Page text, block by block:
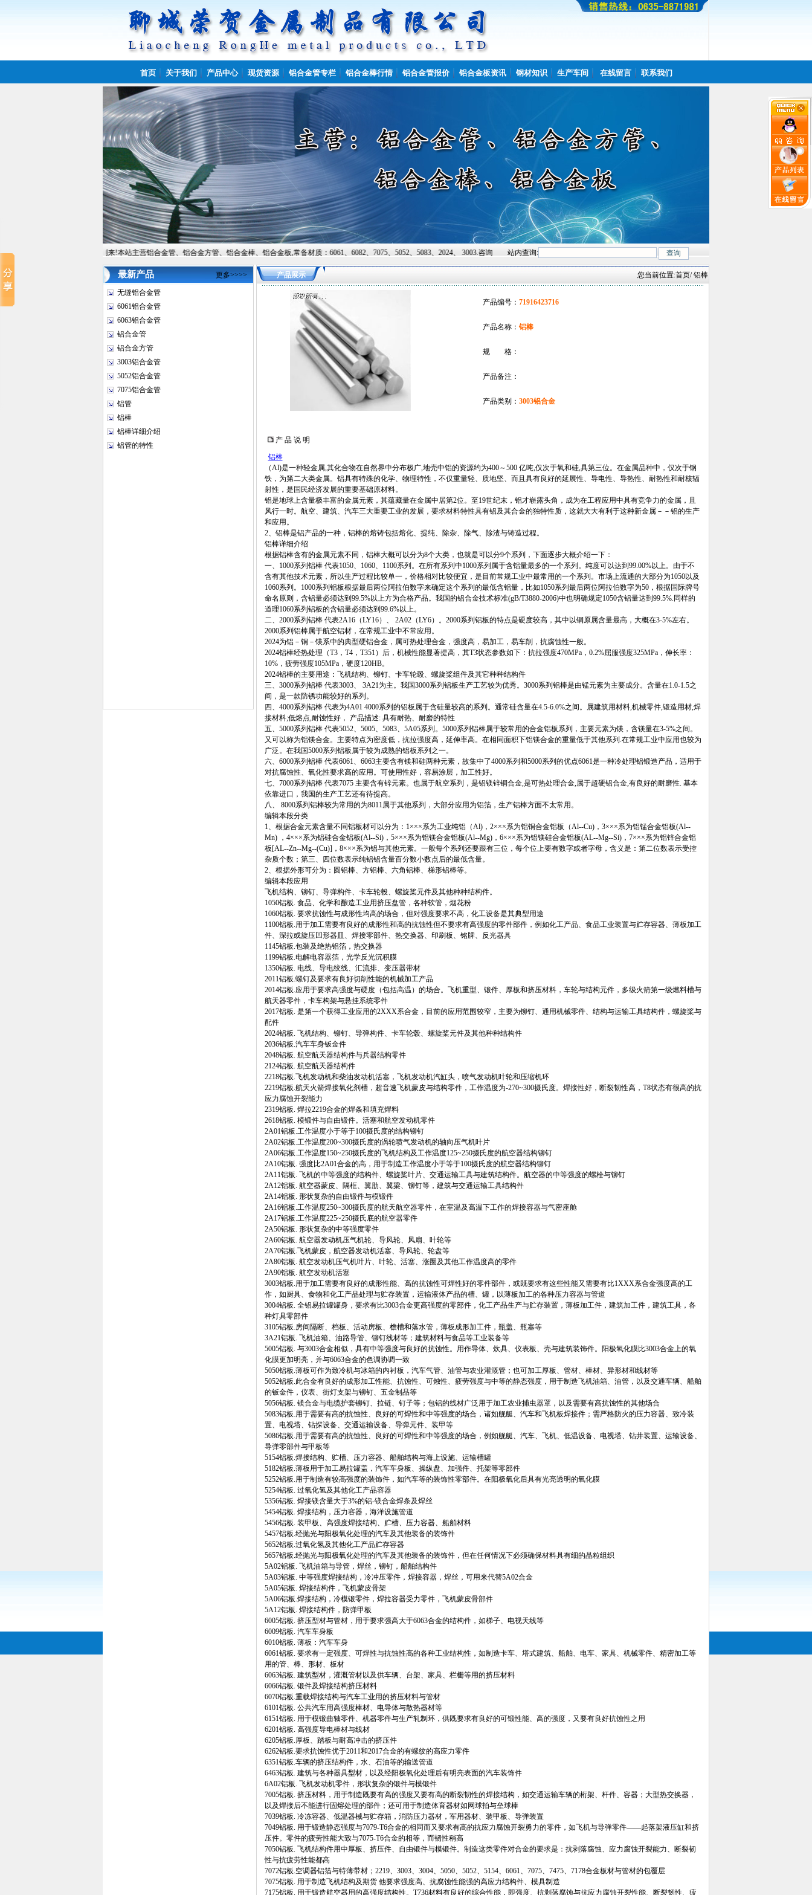
首页 关于我们 产品中心 现货资源 铝合金管专栏 铝合金棒行情 铝合金管报价 铝合金板资讯 钢材知识 生产车间 在线留言 联系我们
属制品有限公司欢迎您的到来!本站主营铝合金管、铝合金方管、铝合金棒、铝合金板,常备材质：6061、6082、7075、5052、5083、2024、 3003.咨询热线:15864931222.
站内查询:
最新产品 更多>>>>
无缝铝合金管
6061铝合金管
6063铝合金管
铝合金管
铝合金方管
3003铝合金管
5052铝合金管
7075铝合金管
铝管
铝棒
铝棒详细介绍
铝管的特性
产品展示 您当前位置:首页/ 铝棒
产品编号： 71916423716
产品名称： 铝棒
规 格：
产品备注：
产品类别： 3003铝合金
产 品 说 明
铝棒
（Al)是一种轻金属,其化合物在自然界中分布极广,地壳中铝的资源约为400～500 亿吨,仅次于氧和硅,具第三位。在金属品种中，仅次于钢
铁，为第二大类金属。铝具有特殊的化学、物理特性，不仅重量轻、质地坚、而且具有良好的延展性、导电性、导热性、耐热性和耐核辐
射性，是国民经济发展的重要基础原材料。
铝是地球上含量极丰富的金属元素，其蕴藏量在金属中居第2位。至19世纪末，铝才崭露头角，成为在工程应用中具有竞争力的金属，且
风行一时。航空、建筑、汽车三大重要工业的发展，要求材料特性具有铝及其合金的独特性质，这就大大有利于这种新金属－－铝的生产
和应用。
2、铝棒是铝产品的一种，铝棒的熔铸包括熔化、提纯、除杂、除气、除渣与铸造过程。
铝棒详细介绍
根据铝棒含有的金属元素不同，铝棒大概可以分为8个大类，也就是可以分9个系列，下面逐步大概介绍一下：
一、1000系列铝棒 代表1050、1060、1100系列。在所有系列中1000系列属于含铝量最多的一个系列。纯度可以达到99.00%以上。由于不
含有其他技术元素，所以生产过程比较单一，价格相对比较便宜，是目前常规工业中最常用的一个系列。市场上流通的大部分为1050以及
1060系列。1000系列铝板根据最后两位阿拉伯数字来确定这个系列的最低含铝量，比如1050系列最后两位阿拉伯数字为50，根据国际牌号
命名原则，含铝量必须达到99.5%以上方为合格产品。我国的铝合金技术标准(gB/T3880-2006)中也明确规定1050含铝量达到99.5%.同样的
道理1060系列铝板的含铝量必须达到99.6%以上。
二、2000系列铝棒 代表2A16（LY16）、 2A02（LY6）。2000系列铝板的特点是硬度较高，其中以铜原属含量最高，大概在3-5%左右。
2000系列铝棒属于航空铝材，在常规工业中不常应用。
2024为铝－铜－镁系中的典型硬铝合金，属可热处理合金，强度高，易加工，易车削，抗腐蚀性一般。
2024铝棒经热处理（T3，T4，T351）后，机械性能显著提高，其T3状态参数如下：抗拉强度470MPa，0.2%屈服强度325MPa，伸长率：
10%，疲劳强度105MPa，硬度120HB。
2024铝棒的主要用途：飞机结构、铆钉、卡车轮毂、螺旋桨组件及其它种种结构件
三、3000系列铝棒 代表3003、 3A21为主。我国3000系列铝板生产工艺较为优秀。3000系列铝棒是由锰元素为主要成分。含量在1.0-1.5之
间，是一款防锈功能较好的系列。
四、4000系列铝棒 代表为4A01 4000系列的铝板属于含硅量较高的系列。通常硅含量在4.5-6.0%之间。属建筑用材料,机械零件,锻造用材,焊
接材料;低熔点,耐蚀性好， 产品描述: 具有耐热、耐磨的特性
五、5000系列铝棒 代表5052、5005、5083、5A05系列。5000系列铝棒属于较常用的合金铝板系列，主要元素为镁，含镁量在3-5%之间。
又可以称为铝镁合金。主要特点为密度低，抗拉强度高，延伸率高。在相同面积下铝镁合金的重量低于其他系列.在常规工业中应用也较为
广泛。在我国5000系列铝板属于较为成熟的铝板系列之一。
六、6000系列铝棒 代表6061、6063主要含有镁和硅两种元素，故集中了4000系列和5000系列的优点6061是一种冷处理铝锻造产品，适用于
对抗腐蚀性、氧化性要求高的应用。可使用性好，容易涂层，加工性好。
七、7000系列铝棒 代表7075 主要含有锌元素。也属于航空系列，是铝镁锌铜合金,是可热处理合金,属于超硬铝合金,有良好的耐磨性. 基本
依靠进口，我国的生产工艺还有待提高。
八、 8000系列铝棒较为常用的为8011属于其他系列，大部分应用为铝箔，生产铝棒方面不太常用。
编辑本段分类
1、根据合金元素含量不同铝板材可以分为：1×××系为工业纯铝（Al)，2×××系为铝铜合金铝板（Al--Cu)，3×××系为铝锰合金铝板(Al--
Mn) ，4×××系为铝硅合金铝板(Al--Si)，5×××系为铝镁合金铝板(Al--Mg)，6×××系为铝镁硅合金铝板(AL--Mg--Si)，7×××系为铝锌合金铝
板[AL--Zn--Mg--(Cu)]，8×××系为铝与其他元素。一般每个系列还要跟有三位，每个位上要有数字或者字母，含义是：第二位数表示受控
杂质个数；第三、四位数表示纯铝铝含量百分数小数点后的最低含量。
2、根据外形可分为：圆铝棒、方铝棒、六角铝棒、梯形铝棒等。
编辑本段应用
飞机结构、铆钉、导弹构件、卡车轮毂、螺旋桨元件及其他种种结构件。
1050铝板. 食品、化学和酿造工业用挤压盘管，各种软管，烟花粉
1060铝板. 要求抗蚀性与成形性均高的场合，但对强度要求不高，化工设备是其典型用途
1100铝板.用于加工需要有良好的成形性和高的抗蚀性但不要求有高强度的零件部件，例如化工产品、食品工业装置与贮存容器、薄板加工
件、深拉或旋压凹形器皿、焊接零部件、热交换器、印刷板、铭牌、反光器具
1145铝板.包装及绝热铝箔，热交换器
1199铝板.电解电容器箔，光学反光沉积膜
1350铝板. 电线、导电绞线、汇流排、变压器带材
2011铝板.螺钉及要求有良好切削性能的机械加工产品
2014铝板.应用于要求高强度与硬度（包括高温）的场合。飞机重型、锻件、厚板和挤压材料，车轮与结构元件，多级火箭第一级燃料槽与
航天器零件，卡车构架与悬挂系统零件
2017铝板. 是第一个获得工业应用的2XXX系合金，目前的应用范围较窄，主要为铆钉、通用机械零件、结构与运输工具结构件，螺旋桨与
配件
2024铝板. 飞机结构、铆钉、导弹构件、卡车轮毂、螺旋桨元件及其他种种结构件
2036铝板.汽车车身钣金件
2048铝板. 航空航天器结构件与兵器结构零件
2124铝板. 航空航天器结构件
2218铝板.飞机发动机和柴油发动机活塞，飞机发动机汽缸头，喷气发动机叶轮和压缩机环
2219铝板.航天火箭焊接氧化剂槽，超音速飞机蒙皮与结构零件，工作温度为-270~300摄氏度。焊接性好，断裂韧性高，T8状态有很高的抗
应力腐蚀开裂能力
2319铝板. 焊拉2219合金的焊条和填充焊料
2618铝板. 模锻件与自由锻件。活塞和航空发动机零件
2A01铝板.工作温度小于等于100摄氏度的结构铆钉
2A02铝板.工作温度200~300摄氏度的涡轮喷气发动机的轴向压气机叶片
2A06铝板.工作温度150~250摄氏度的飞机结构及工作温度125~250摄氏度的航空器结构铆钉
2A10铝板. 强度比2A01合金的高，用于制造工作温度小于等于100摄氏度的航空器结构铆钉
2A11铝板. 飞机的中等强度的结构件、螺旋桨叶片、交通运输工具与建筑结构件。航空器的中等强度的螺栓与铆钉
2A12铝板. 航空器蒙皮、隔框、翼肋、翼梁、铆钉等，建筑与交通运输工具结构件
2A14铝板. 形状复杂的自由锻件与模锻件
2A16铝板.工作温度250~300摄氏度的航天航空器零件，在室温及高温下工作的焊接容器与气密座舱
2A17铝板.工作温度225~250摄氏底的航空器零件
2A50铝板. 形状复杂的中等强度零件
2A60铝板. 航空器发动机压气机轮、导风轮、风扇、叶轮等
2A70铝板.飞机蒙皮，航空器发动机活塞、导风轮、轮盘等
2A80铝板. 航空发动机压气机叶片、叶轮、活塞、涨圈及其他工作温度高的零件
2A90铝板. 航空发动机活塞
3003铝板.用于加工需要有良好的成形性能、高的抗蚀性可焊性好的零件部件，或既要求有这些性能又需要有比1XXX系合金强度高的工
作，如厨具、食物和化工产品处理与贮存装置，运输液体产品的槽、罐，以薄板加工的各种压力容器与管道
3004铝板. 全铝易拉罐罐身，要求有比3003合金更高强度的零部件，化工产品生产与贮存装置，薄板加工件，建筑加工件，建筑工具，各
种灯具零部件
3105铝板.房间隔断、档板、活动房板、檐槽和落水管，薄板成形加工件，瓶盖、瓶塞等
3A21铝板. 飞机油箱、油路导管、铆钉线材等；建筑材料与食品等工业装备等
5005铝板. 与3003合金相似，具有中等强度与良好的抗蚀性。用作导体、炊具、仪表板、壳与建筑装饰件。阳极氧化膜比3003合金上的氧
化膜更加明亮，并与6063合金的色调协调一致
5050铝板.薄板可作为致冷机与冰箱的内衬板，汽车气管、油管与农业灌溉管；也可加工厚板、管材、棒材、异形材和线材等
5052铝板.此合金有良好的成形加工性能、抗蚀性、可烛性、疲劳强度与中等的静态强度，用于制造飞机油箱、油管，以及交通车辆、船舶
的钣金件，仪表、街灯支架与铆钉、五金制品等
5056铝板. 镁合金与电缆护套铆钉、拉链、钉子等；包铝的线材广泛用于加工农业捕虫器罩，以及需要有高抗蚀性的其他场合
5083铝板.用于需要有高的抗蚀性、良好的可焊性和中等强度的场合，诸如舰艇、汽车和飞机板焊接件；需严格防火的压力容器、致冷装
置、电视塔、钻探设备、交通运输设备、导弹元件、装甲等
5086铝板.用于需要有高的抗蚀性、良好的可焊性和中等强度的场合，例如舰艇、汽车、飞机、低温设备、电视塔、钻井装置、运输设备、
导弹零部件与甲板等
5154铝板.焊接结构、贮槽、压力容器、船舶结构与海上设施、运输槽罐
5182铝板.薄板用于加工易拉罐盖，汽车车身板、操纵盘、加强件、托架等零部件
5252铝板.用于制造有较高强度的装饰件，如汽车等的装饰性零部件。在阳极氧化后具有光亮透明的氧化膜
5254铝板. 过氧化氢及其他化工产品容器
5356铝板. 焊接镁含量大于3%的铝-镁合金焊条及焊丝
5454铝板. 焊接结构，压力容器，海洋设施管道
5456铝板. 装甲板、高强度焊接结构、贮槽、压力容器、船舶材料
5457铝板.经抛光与阳极氧化处理的汽车及其他装备的装饰件
5652铝板.过氧化氢及其他化工产品贮存容器
5657铝板.经抛光与阳极氧化处理的汽车及其他装备的装饰件，但在任何情况下必须确保材料具有细的晶粒组织
5A02铝板. 飞机油箱与导管，焊丝，铆钉，船舶结构件
5A03铝板. 中等强度焊接结构，冷冲压零件，焊接容器，焊丝，可用来代替5A02合金
5A05铝板. 焊接结构件，飞机蒙皮骨架
5A06铝板.焊接结构，冷模锻零件，焊拉容器受力零件，飞机蒙皮骨部件
5A12铝板. 焊接结构件，防弹甲板
6005铝板. 挤压型材与管材，用于要求强高大于6063合金的结构件，如梯子、电视天线等
6009铝板. 汽车车身板
6010铝板. 薄板：汽车车身
6061铝板. 要求有一定强度、可焊性与抗蚀性高的各种工业结构性，如制造卡车、塔式建筑、船舶、电车、家具、机械零件、精密加工等
用的管、棒、形材、板材
6063铝板. 建筑型材，灌溉管材以及供车辆、台架、家具、栏栅等用的挤压材料
6066铝板. 锻件及焊接结构挤压材料
6070铝板.重载焊接结构与汽车工业用的挤压材料与管材
6101铝板. 公共汽车用高强度棒材、电导体与散热器材等
6151铝板. 用于模锻曲轴零件、机器零件与生产轧制环，供既要求有良好的可锻性能、高的强度，又要有良好抗蚀性之用
6201铝板. 高强度导电棒材与线材
6205铝板.厚板、踏板与耐高冲击的挤压件
6262铝板.要求抗蚀性优于2011和2017合金的有螺纹的高应力零件
6351铝板.车辆的挤压结构件，水、石油等的输送管道
6463铝板. 建筑与各种器具型材，以及经阳极氧化处理后有明亮表面的汽车装饰件
6A02铝板. 飞机发动机零件，形状复杂的锻件与模锻件
7005铝板. 挤压材料，用于制造既要有高的强度又要有高的断裂韧性的焊接结构，如交通运输车辆的桁架、杆件、容器；大型热交换器，
以及焊接后不能进行固熔处理的部件；还可用于制造体育器材如网球拍与垒球棒
7039铝板. 冷冻容器、低温器械与贮存箱，消防压力器材，军用器材、装甲板、导弹装置
7049铝板. 用于锻造静态强度与7079-T6合金的相同而又要求有高的抗应力腐蚀开裂勇力的零件，如飞机与导弹零件——起落架液压缸和挤
压件。零件的疲劳性能大致与7075-T6合金的相等，而韧性稍高
7050铝板. 飞机结构件用中厚板、挤压件、自由锻件与模锻件。制造这类零件对合金的要求是：抗剥落腐蚀、应力腐蚀开裂能力、断裂韧
性与抗疲劳性能都高
7072铝板.空调器铝箔与特薄带材；2219、3003、3004、5050、5052、5154、6061、7075、7475、7178合金板材与管材的包覆层
7075铝板. 用于制造飞机结构及期货 他要求强度高、抗腐蚀性能强的高应力结构件、模具制造
7175铝板. 用于锻造航空器用的高强度结构性。T736材料有良好的综合性能，即强度、抗剥落腐蚀与抗应力腐蚀开裂性能、断裂韧性、疲